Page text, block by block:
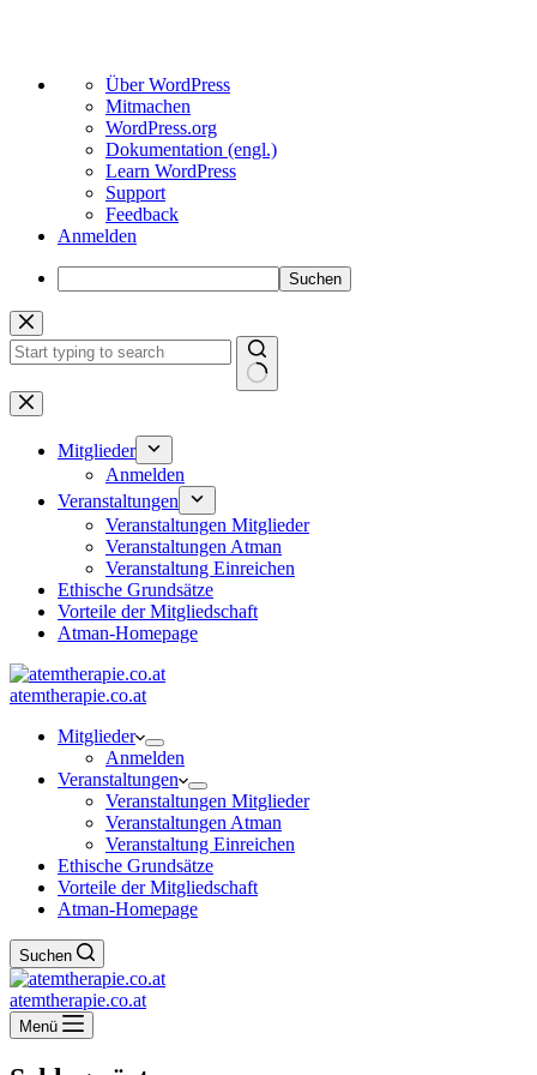
Über
WordPress
Über WordPress
Mitmachen
WordPress.org
Dokumentation (engl.)
Learn WordPress
Support
Feedback
Anmelden
Suchen
Zum
Inhalt
springen
Keine
Ergebnisse
Mitglieder
Anmelden
Veranstaltungen
Veranstaltungen Mitglieder
Veranstaltungen Atman
Veranstaltung Einreichen
Ethische Grundsätze
Vorteile der Mitgliedschaft
Atman-Homepage
atemtherapie.co.at
Mitglieder
Anmelden
Veranstaltungen
Veranstaltungen Mitglieder
Veranstaltungen Atman
Veranstaltung Einreichen
Ethische Grundsätze
Vorteile der Mitgliedschaft
Atman-Homepage
Suchen
atemtherapie.co.at
Menü